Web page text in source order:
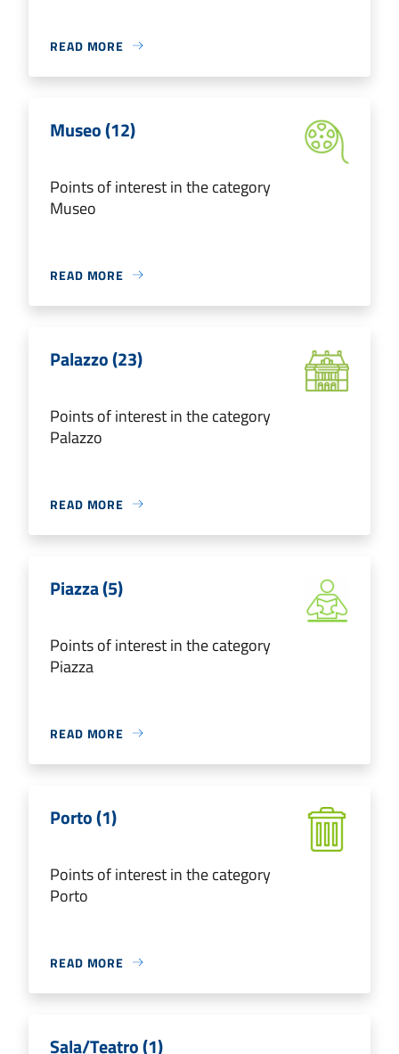
READ MORE
Museo (12)
Points of interest in the category
Museo
READ MORE
Palazzo (23)
Points of interest in the category
Palazzo
READ MORE
Piazza (5)
Points of interest in the category
Piazza
READ MORE
Porto (1)
Points of interest in the category
Porto
READ MORE
Sala/Teatro (1)